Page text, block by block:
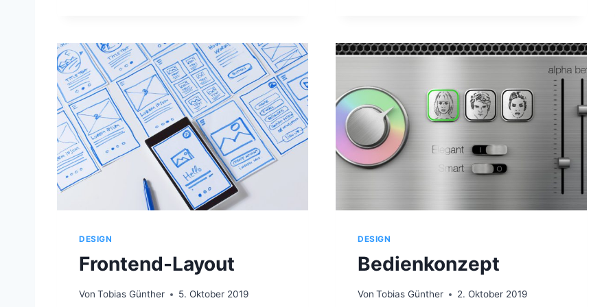
M
A
E
R
DESIGN
Frontend-Layout
Von Tobias Günther 5. Oktober 2019
DESIGN
Bedienkonzept
Von Tobias Günther 2. Oktober 2019